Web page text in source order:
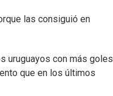
las consiguió en
uruguayos con más goles
que en los últimos